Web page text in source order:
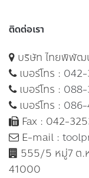
ติดต่อเรา
บริษัท ไทยพิพัฒ
เบอร์โทร :
เบอร์โทร :
เบอร์โทร : 086-
Fax : 042-
E-mail :
555/5 หมู่7 ต.
41000